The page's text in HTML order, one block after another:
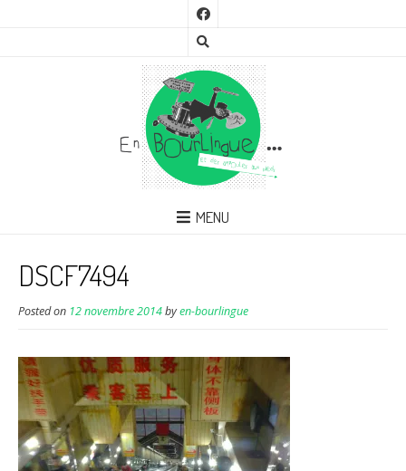
MENU
DSCF7494
Posted on 12 novembre 2014byen-bourlingue